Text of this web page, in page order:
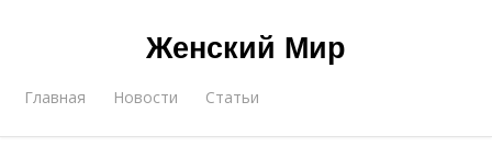
Женский Мир
Главная Новости Статьи